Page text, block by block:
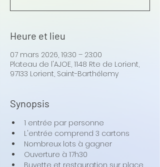
Heure et lieu
07 mars 2026, 19:30 – 23:00
Plateau de l'AJOE, 1148 Rte de Lorient,
97133 Lorient, Saint-Barthélemy
Synopsis
1 entrée par personne
L'entrée comprend 3 cartons
Nombreux lots à gagner
Ouverture à 17h30
Buvette et restauration sur place